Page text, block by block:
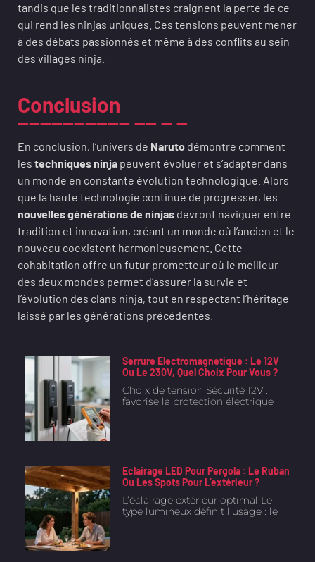
tandis que les traditionnalistes craignent la perte de ce
qui rend les ninjas uniques. Ces tensions peuvent mener
à des débats passionnés et même à des conflits au sein
des villages ninja.
Conclusion
En conclusion, l’univers de Naruto démontre comment
les techniques ninja peuvent évoluer et s’adapter dans
un monde en constante évolution technologique. Alors
que la haute technologie continue de progresser, les
nouvelles générations de ninjas devront naviguer entre
tradition et innovation, créant un monde où l’ancien et le
nouveau coexistent harmonieusement. Cette
cohabitation offre un futur prometteur où le meilleur
des deux mondes permet d’assurer la survie et
l’évolution des clans ninja, tout en respectant l’héritage
laissé par les générations précédentes.
Serrure Electromagnetique : Le 12V
Ou Le 230V, Quel Choix Pour Vous ?
Choix de tension Sécurité 12V :
favorise la protection électrique
Eclairage LED Pour Pergola : Le Ruban
Ou Les Spots Pour L’extérieur ?
L’éclairage extérieur optimal Le
type lumineux définit l’usage : le